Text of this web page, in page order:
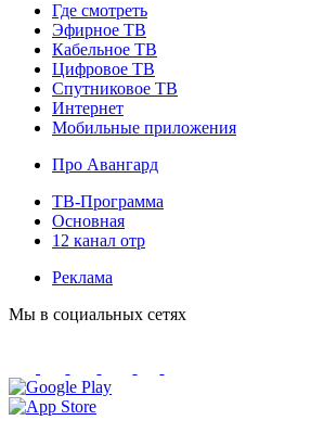
Где смотреть
Эфирное ТВ
Кабельное ТВ
Цифровое ТВ
Спутниковое ТВ
Интернет
Мобильные приложения
Про Авангард
ТВ-Программа
Основная
12 канал отр
Реклама
Мы в социальных сетях